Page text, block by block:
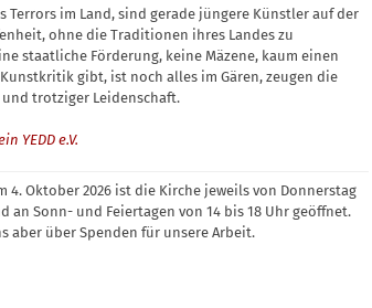
Terrors im Land, sind gerade jüngere Künstler auf der
ohne die Traditionen ihres Landes zu
staatliche Förderung, keine Mäzene, kaum einen
gibt, ist noch alles im Gären, zeugen die
trotziger Leidenschaft.
YEDD e.V.
4. Oktober 2026 ist die Kirche jeweils von Donnerstag
an Sonn- und Feiertagen von 14 bis 18 Uhr geöffnet.
aber über Spenden für unsere Arbeit.